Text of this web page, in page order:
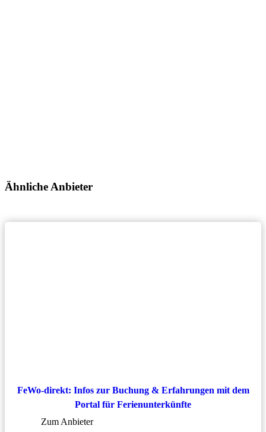
Ähnliche Anbieter
FeWo-direkt: Infos zur Buchung & Erfahrungen mit dem
Portal für Ferienunterkünfte
Zum Anbieter